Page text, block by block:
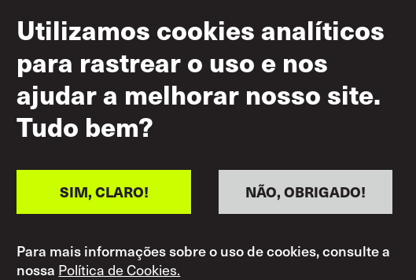
Termos de Uso
Política de Respeito
Mútuo
Utilizamos cookies analíticos
para rastrear o uso e nos
ajudar a melhorar nosso site.
Tudo bem?
NÃO, OBRIGADO!
SIM, CLARO!
Para mais informações sobre o uso de cookies, consulte a
nossa Política de Cookies.